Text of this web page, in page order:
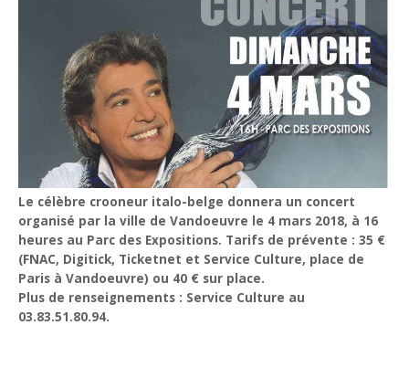
Le célèbre crooneur italo-belge donnera un concert
organisé par la ville de Vandoeuvre le 4 mars 2018, à 16
heures au Parc des Expositions. Tarifs de prévente : 35 €
(FNAC, Digitick, Ticketnet et Service Culture, place de
Paris à Vandoeuvre) ou 40 € sur place.
Plus de renseignements : Service Culture au
03.83.51.80.94.